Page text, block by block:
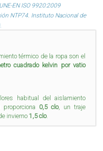
EN ISO 9920:2009
NTP74. Instituto Nacional de
térmico de la ropa son el
cuadrado kelvin por vatio
habitual del aislamiento
0,5 clo, un traje
invierno 1,5 clo.